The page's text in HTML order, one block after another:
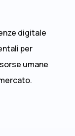
digitale
per
umane